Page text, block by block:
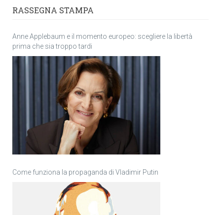
RASSEGNA STAMPA
Anne Applebaum e il momento europeo: scegliere la libertà
prima che sia troppo tardi
Come funziona la propaganda di Vladimir Putin